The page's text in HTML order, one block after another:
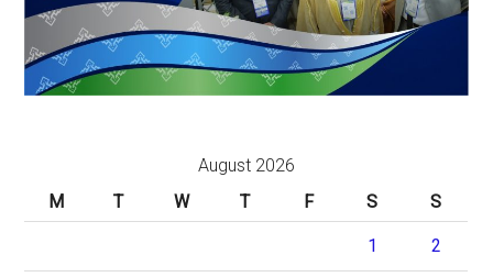
August 2026
M
T W T F S S
1 2